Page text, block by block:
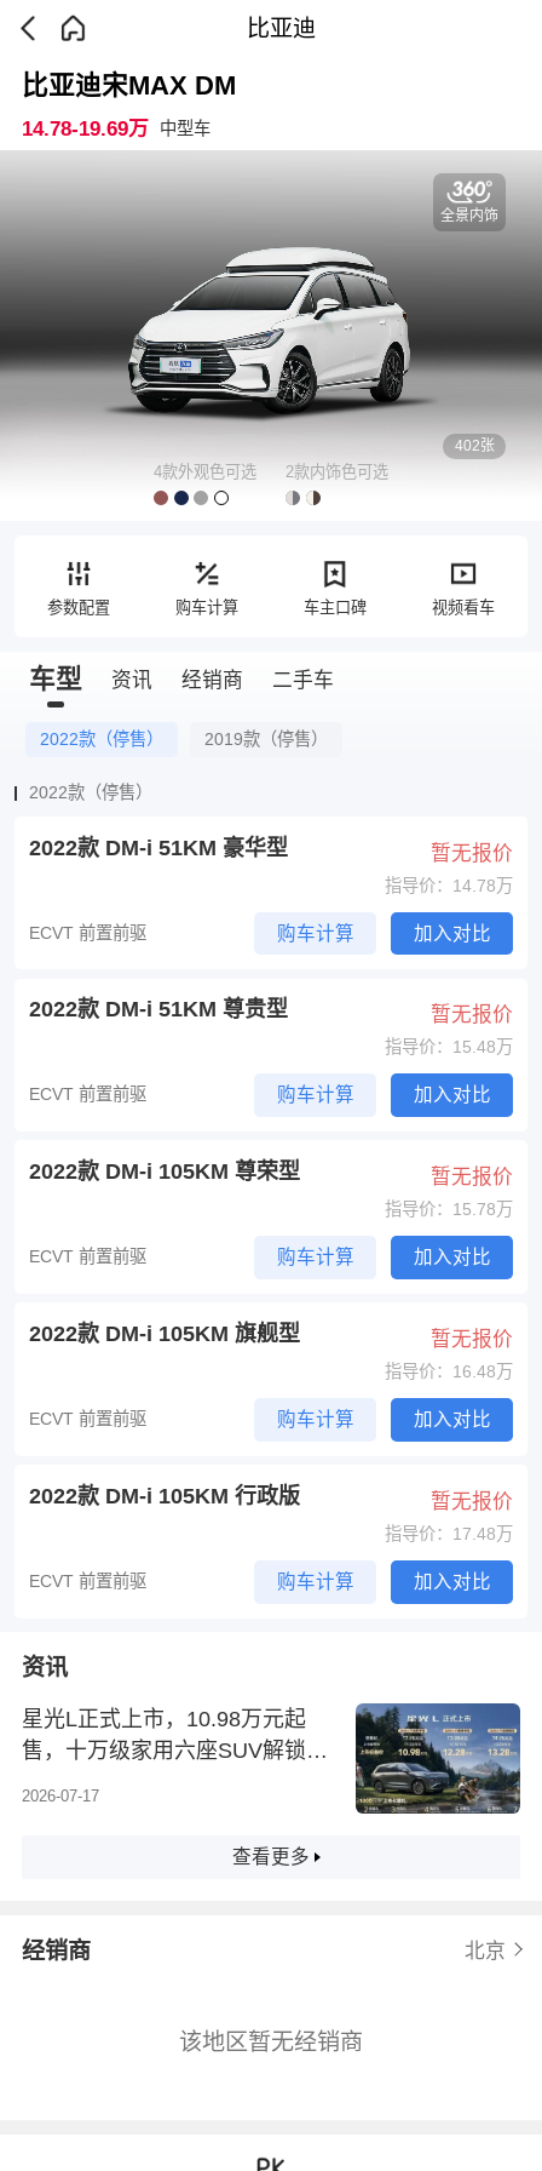
比亚迪
全景内饰
402张
比亚迪宋MAX DM
14.78-19.69万 中型车
4款外观色可选 2款内饰色可选
参数配置 购车计算 车主口碑 视频看车
车型 资讯 经销商 二手车
2022款（停售） 2019款（停售）
2022款（停售）
2022款 DM-i 51KM 豪华型 暂无报价
指导价：14.78万
ECVT 前置前驱 购车计算 加入对比
2022款 DM-i 51KM 尊贵型 暂无报价
指导价：15.48万
ECVT 前置前驱 购车计算 加入对比
2022款 DM-i 105KM 尊荣型 暂无报价
指导价：15.78万
ECVT 前置前驱 购车计算 加入对比
2022款 DM-i 105KM 旗舰型 暂无报价
指导价：16.48万
ECVT 前置前驱 购车计算 加入对比
2022款 DM-i 105KM 行政版 暂无报价
指导价：17.48万
ECVT 前置前驱 购车计算 加入对比
资讯
星光L正式上市，10.98万元起
售，十万级家用六座SUV解锁多
2026-07-17
查看更多
经销商 北京
该地区暂无经销商